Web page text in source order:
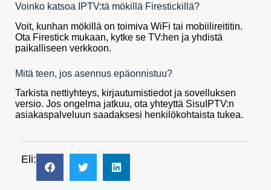
Voinko katsoa IPTV:tä mökillä Firestickillä?
Voit, kunhan mökillä on toimiva WiFi tai mobiilireititin.
Ota Firestick mukaan, kytke se TV:hen ja yhdistä
paikalliseen verkkoon.
Mitä teen, jos asennus epäonnistuu?
Tarkista nettiyhteys, kirjautumistiedot ja sovelluksen
versio. Jos ongelma jatkuu, ota yhteyttä SisuIPTV:n
asiakaspalveluun saadaksesi henkilökohtaista tukea.
Eli: